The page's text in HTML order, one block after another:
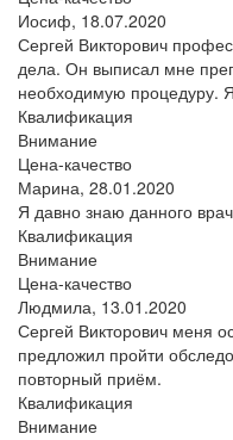
Иосиф, 18.07.2020
Сергей Викторович
дела. Он выписал мне
необходимую процедуру.
Квалификация
Внимание
Цена-качество
Марина, 28.01.2020
Я давно знаю данного
Квалификация
Внимание
Цена-качество
Людмила, 13.01.2020
Сергей Викторович меня
предложил пройти
повторный приём.
Квалификация
Внимание